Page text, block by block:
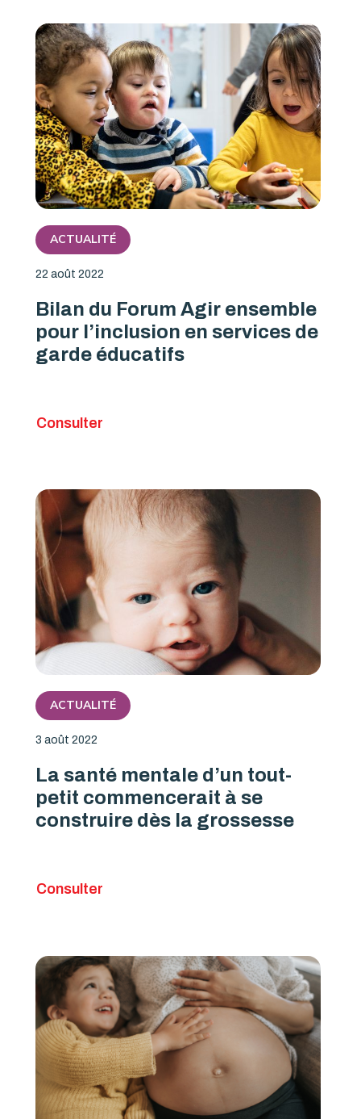
ACTUALITÉ
22 août 2022
Bilan du Forum Agir ensemble
pour l’inclusion en services de
garde éducatifs
Consulter
ACTUALITÉ
3 août 2022
La santé mentale d’un tout-
petit commencerait à se
construire dès la grossesse
Consulter